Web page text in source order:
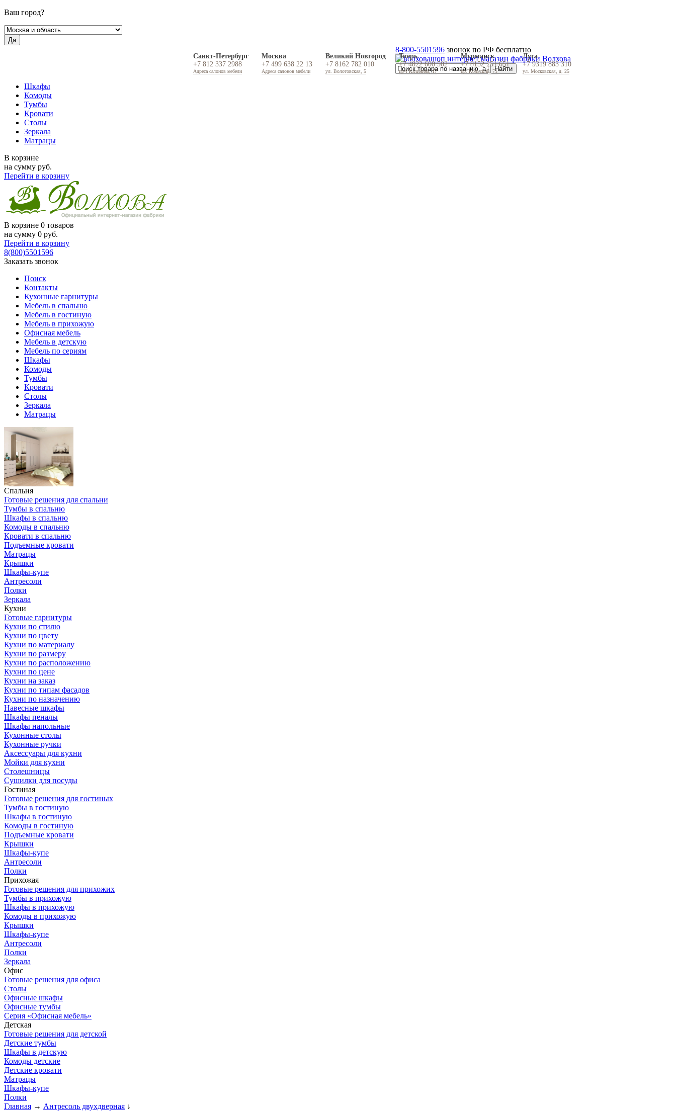
Ваш город?
Да
Санкт-Петербург
+7 812 337 2988
Адреса салонов мебели
Москва
+7 499 638 22 13
Адреса салонов мебели
Великий Новгород
+7 8162 782 010
ул. Волотовская, 5
Тверь
+7 4822 600 502
пр-т Калинина, 17
Мурманск
+7 8152 251 651
пр. Кольский, 71
Луга
+7 9319 883 310
ул. Московская, д. 25
8-800-5501596 звонок по РФ бесплатно
Шкафы
Комоды
Тумбы
Кровати
Столы
Зеркала
Матрацы
В корзине
на сумму руб.
Перейти в корзину
В корзине 0 товаров
на сумму 0 руб.
Перейти в корзину
8(800)5501596
Заказать звонок
Поиск
Контакты
Кухонные гарнитуры
Мебель в спальню
Мебель в гостиную
Мебель в прихожую
Офисная мебель
Мебель в детскую
Мебель по сериям
Шкафы
Комоды
Тумбы
Кровати
Столы
Зеркала
Матрацы
Спальня
Готовые решения для спальни
Тумбы в спальню
Шкафы в спальню
Комоды в спальню
Кровати в спальню
Подъемные кровати
Матрацы
Крышки
Шкафы-купе
Антресоли
Полки
Зеркала
Кухни
Готовые гарнитуры
Кухни по стилю
Кухни по цвету
Кухни по материалу
Кухни по размеру
Кухни по расположению
Кухни по цене
Кухни на заказ
Кухни по типам фасадов
Кухни по назначению
Навесные шкафы
Шкафы пеналы
Шкафы напольные
Кухонные столы
Кухонные ручки
Аксессуары для кухни
Мойки для кухни
Столешницы
Сушилки для посуды
Гостиная
Готовые решения для гостиных
Тумбы в гостиную
Шкафы в гостиную
Комоды в гостиную
Подъемные кровати
Крышки
Шкафы-купе
Антресоли
Полки
Прихожая
Готовые решения для прихожих
Тумбы в прихожую
Шкафы в прихожую
Комоды в прихожую
Крышки
Шкафы-купе
Антресоли
Полки
Зеркала
Офис
Готовые решения для офиса
Столы
Офисные шкафы
Офисные тумбы
Серия «Офисная мебель»
Детская
Готовые решения для детской
Детские тумбы
Шкафы в детскую
Комоды детские
Детские кровати
Матрацы
Шкафы-купе
Полки
Главная → Антресоль двухдверная ↓